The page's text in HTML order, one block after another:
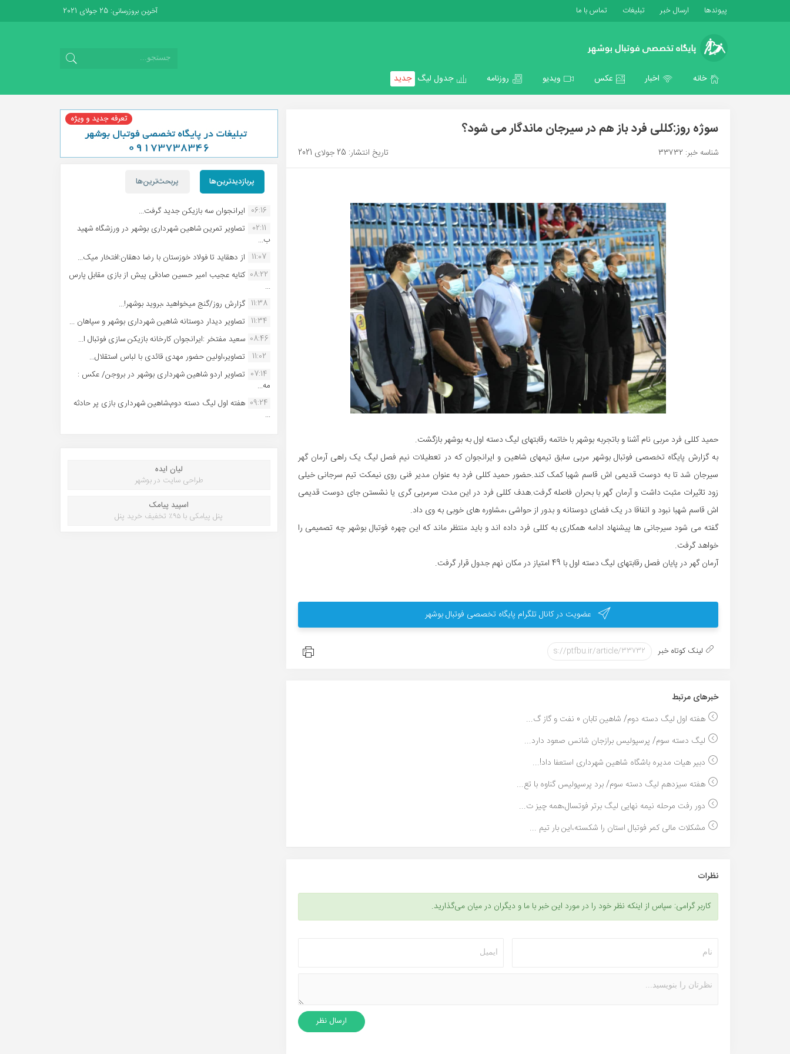
پیوندها ارسال خبر تبلیغات تماس با ما آخرین بروزرسانی: 25 جولای 2021
خانه اخبار عکس ویدیو روزنامه جدول لیگ جدید
سوژه روز:کللی فرد باز هم در سیرجان ماندگار می شود؟
شناسه خبر: 33732 تاریخ انتشار: 25 جولای 2021
حمید کللی فرد مربی نام آشنا و باتجربه بوشهر با خاتمه رقابتهای لیگ دسته اول به بوشهر بازگشت.
به گزارش پایگاه تخصصی فوتبال بوشهر مربی سابق تیمهای شاهین و ایرانجوان که در تعطیلات نیم فصل لیگ یک راهی آرمان گهر
سیرجان شد تا به دوست قدیمی اش قاسم شهبا کمک کند.حضور حمید کللی فرد به عنوان مدیر فنی روی نیمکت تیم سرجانی خیلی
زود تاثیرات مثبت داشت و آرمان گهر با بحران فاصله گرفت.هدف کللی فرد در این مدت سرمربی گری یا نشستن جای دوست قدیمی
اش قاسم شهبا نبود و اتفاقا در یک فضای دوستانه و بدور از حواشی ،مشاوره های خوبی به وی داد.
گفته می شود سیرجانی ها پیشنهاد ادامه همکاری به کللی فرد داده اند و باید منتظر ماند که این چهره فوتبال بوشهر چه تصمیمی را
خواهد گرفت.
آرمان گهر در پایان فصل رقابتهای لیگ دسته اول با 49 امتیاز در مکان نهم جدول قرار گرفت.
عضویت در کانال تلگرام پایگاه تخصصی فوتبال بوشهر
لینک کوتاه خبر
خبر‌های مرتبط
هفته اول لیگ دسته دوم/ شاهین تابان 0 نفت و گاز گ...
لیگ دسته سوم/ پرسپولیس برازجان شانس صعود دارد...
دبیر هیات مدیره باشگاه شاهین شهرداری استعفا داد!...
هفته سیزدهم لیگ دسته سوم/ برد پرسپولیس گناوه با تع...
دور رفت مرحله نیمه نهایی لیگ برتر فوتسال،همه چیز ت...
مشکلات مالی کمر فوتبال استان را شکسته،این بار تیم ...
نظرات
کاربر گرامی: سپاس از اینکه نظر خود را در مورد این خبر با ما و دیگران در میان می‌گذارید.
پربازدیدترین‌ها پربحث‌ترین‌ها
06:16 ایرانجوان سه بازیکن جدید گرفت...
02:11
تصاویر تمرین شاهین شهردارى بوشهر در ورزشگاه شهید
ب...
11:07 از دهقاید تا فولاد خوزستان با رضا دهقان:افتخار میک...
08:22 کنایه عجیب امیر حسین صادقی پیش از بازی مقابل پارس
...
11:38 گزارش روز/گنج میخواهید ،بروید بوشهر!...
11:34 تصاویر دیدار دوستانه شاهین شهردارى بوشهر و سپاهان ...
08:46 سعید مفتخر :ایرانجوان کارخانه بازیکن سازی فوتبال ا...
11:02
تصاویر،اولین حضور مهدی قائدی با لباس استقلال...
07:14 تصاویر اردو شاهین شهرداری بوشهر در بروجن/ عکس :
مه...
09:24 هفته اول لیگ دسته دوم،شاهین شهرداری بازی پر حادثه
...
لیان ایده
طراحی سایت در بوشهر
اسپید پیامک
پنل پیامکی با ۹۵٪ تخفیف خرید پنل